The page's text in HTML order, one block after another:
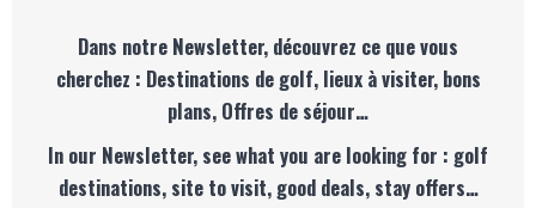
Dans notre Newsletter, découvrez ce que vous
cherchez : Destinations de golf, lieux à visiter, bons
plans, Offres de séjour…
In our Newsletter, see what you are looking for : golf
destinations, site to visit, good deals, stay offers…